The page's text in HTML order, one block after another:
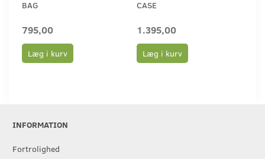
BAG
795,00
Læg i kurv
CASE
1.395,00
Læg i kurv
INFORMATION
Fortrolighed